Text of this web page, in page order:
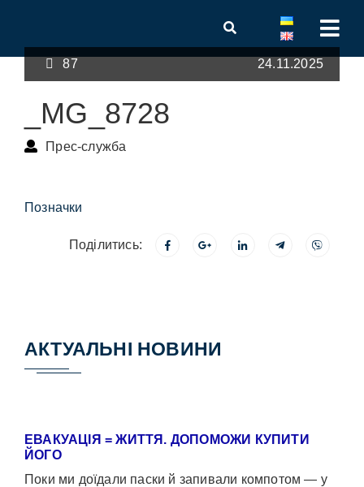
87 24.11.2025
_MG_8728
Прес-служба
Позначки
Поділитись:
АКТУАЛЬНІ НОВИНИ
ЕВАКУАЦІЯ = ЖИТТЯ. ДОПОМОЖИ КУПИТИ
ЙОГО
Поки ми доїдали паски й запивали компотом — у